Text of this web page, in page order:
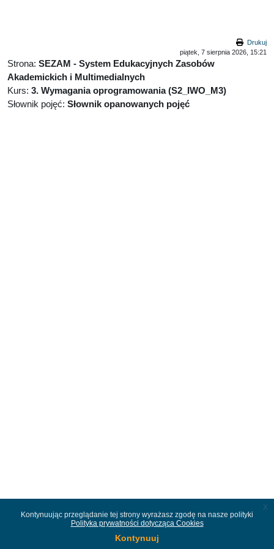
Kontynuując przeglądanie tej strony wyrażasz zgodę na nasze polityki
Polityka prywatności dotycząca Cookies
Kontynuuj
x
Drukuj
piątek, 7 sierpnia 2026, 15:21
Strona: SEZAM - System Edukacyjnych Zasobów
Akademickich i Multimedialnych
Kurs: 3. Wymagania oprogramowania (S2_IWO_M3)
Słownik pojęć: Słownik opanowanych pojęć